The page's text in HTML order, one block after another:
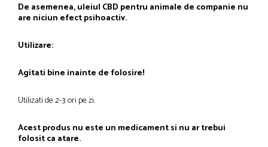
De asemenea, uleiul CBD pentru animale de companie nu
are niciun efect psihoactiv.
Utilizare:
Agitati bine inainte de folosire!
Utilizati de 2-3 ori pe zi.
Acest produs nu este un medicament si nu ar trebui
folosit ca atare.